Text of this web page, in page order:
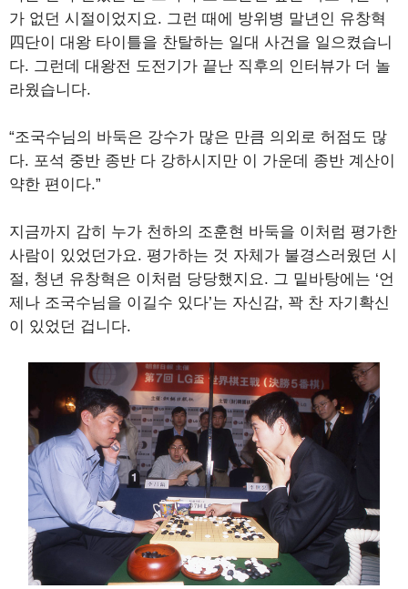
가 없던 시절이었지요. 그런 때에 방위병 말년인 유창혁
四단이 대왕 타이틀을 찬탈하는 일대 사건을 일으켰습니
다. 그런데 대왕전 도전기가 끝난 직후의 인터뷰가 더 놀
라웠습니다.
“조국수님의 바둑은 강수가 많은 만큼 의외로 허점도 많
다. 포석 중반 종반 다 강하시지만 이 가운데 종반 계산이
약한 편이다.”
지금까지 감히 누가 천하의 조훈현 바둑을 이처럼 평가한
사람이 있었던가요. 평가하는 것 자체가 불경스러웠던 시
절, 청년 유창혁은 이처럼 당당했지요. 그 밑바탕에는 ‘언
제나 조국수님을 이길수 있다’는 자신감, 꽉 찬 자기확신
이 있었던 겁니다.